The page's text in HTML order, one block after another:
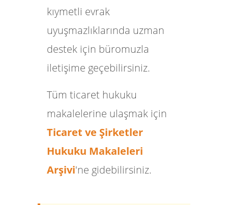
kıymetli evrak
uyuşmazlıklarında uzman
destek için büromuzla
iletişime geçebilirsiniz.
Tüm ticaret hukuku
makalelerine ulaşmak için
Ticaret ve Şirketler
Hukuku Makaleleri
Arşivi'ne gidebilirsiniz.